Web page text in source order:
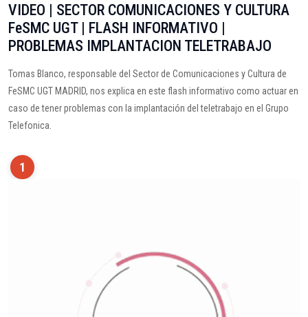
VIDEO | SECTOR COMUNICACIONES Y CULTURA
FeSMC UGT | FLASH INFORMATIVO |
PROBLEMAS IMPLANTACION TELETRABAJO
Tomas Blanco, responsable del Sector de Comunicaciones y Cultura de
FeSMC UGT MADRID, nos explica en este flash informativo como actuar en
caso de tener problemas con la implantación del teletrabajo en el Grupo
Telefonica.
1